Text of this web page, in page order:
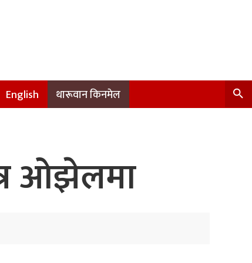
English थारूवान किनमेल
ओझेलमा